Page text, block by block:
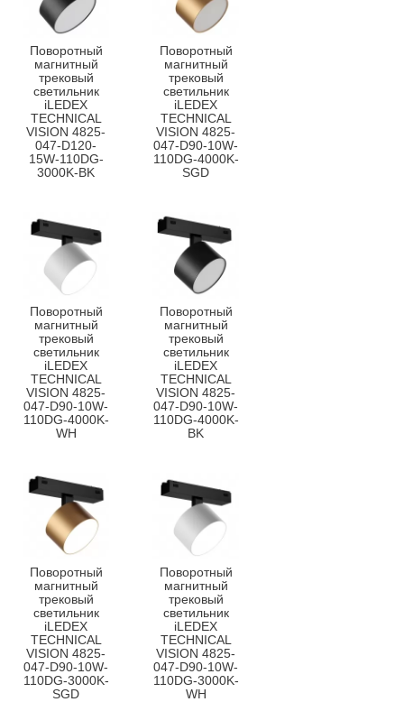
Поворотный
магнитный
трековый
светильник
iLEDEX
TECHNICAL
VISION 4825-
047-D120-
15W-110DG-
3000K-BK
Поворотный
магнитный
трековый
светильник
iLEDEX
TECHNICAL
VISION 4825-
047-D90-10W-
110DG-4000K-
SGD
Поворотный
магнитный
трековый
светильник
iLEDEX
TECHNICAL
VISION 4825-
047-D90-10W-
110DG-4000K-
WH
Поворотный
магнитный
трековый
светильник
iLEDEX
TECHNICAL
VISION 4825-
047-D90-10W-
110DG-4000K-
BK
Поворотный
магнитный
трековый
светильник
iLEDEX
TECHNICAL
VISION 4825-
047-D90-10W-
110DG-3000K-
SGD
Поворотный
магнитный
трековый
светильник
iLEDEX
TECHNICAL
VISION 4825-
047-D90-10W-
110DG-3000K-
WH